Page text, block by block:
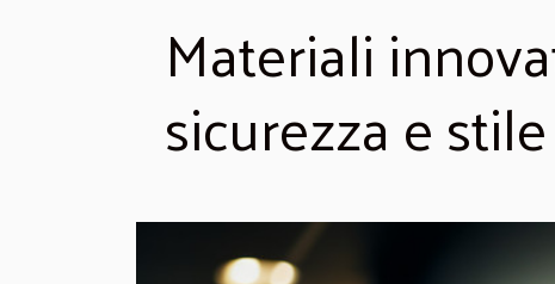
Materiali
sicurezza e stile